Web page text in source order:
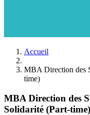
Accueil
MBA Direction des
time)
MBA Direction des
Solidarité (Part-time)